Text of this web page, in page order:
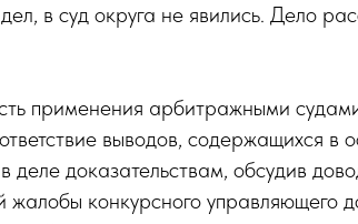
в суд округа не явились. Дело
применения арбитражными
выводов, содержащихся в
доказательствам, обсудив
конкурсного управляющего